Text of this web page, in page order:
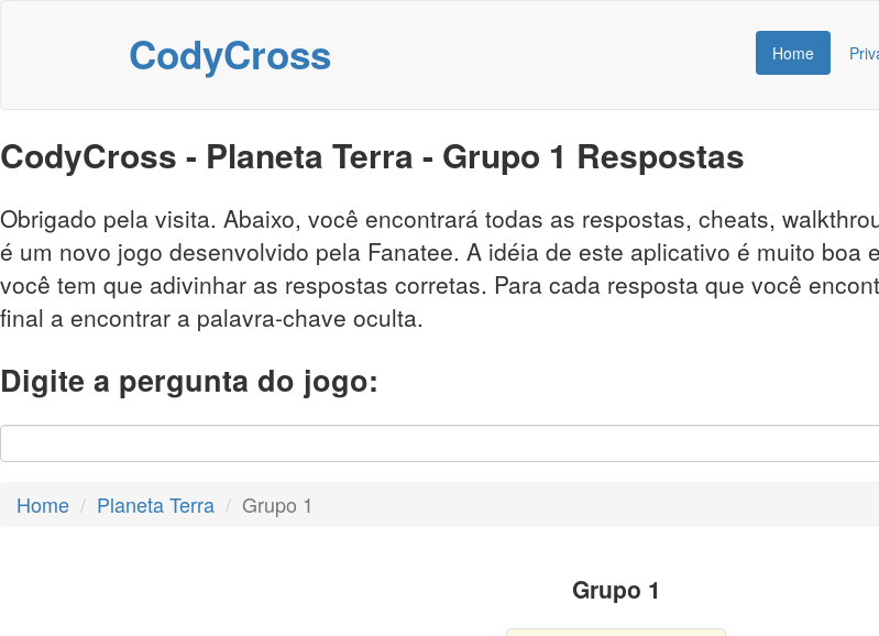
CodyCross Home
CodyCross - Planeta Terra - Grupo 1 Respostas
Obrigado pela visita. Abaixo, você encontrará todas as respostas, cheats,
é um novo jogo desenvolvido pela Fanatee. A idéia de este aplicativo é muito
você tem que adivinhar as respostas corretas. Para cada resposta que você
final a encontrar a palavra-chave oculta.
Digite a pergunta do jogo:
Home Planeta Terra Grupo 1
Grupo 1